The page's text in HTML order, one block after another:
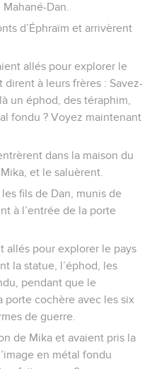
Dan.
d’Éphraïm et arrivèrent
allés pour explorer le
dirent à leurs frères : Savez-
un éphod, des téraphim,
fondu ? Voyez maintenant
dans la maison du
et le saluèrent.
fils de Dan, munis de
à l’entrée de la porte
allés pour explorer le pays
la statue, l’éphod, les
pendant que le
porte cochère avec les six
de guerre.
de Mika et avaient pris la
en métal fondu